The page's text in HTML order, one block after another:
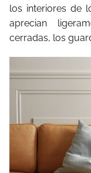
los interiores de
aprecian
cerradas, los